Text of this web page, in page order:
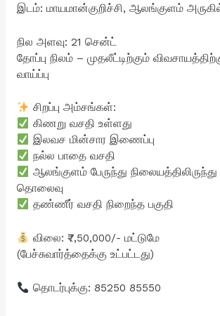
இடம்: மாயமான்குறிச்சி, ஆலங்குளம்
நில அளவு: 21 சென்ட்
தோப்பு நிலம் – முதலீட்டிற்கும்
வாய்ப்பு
சிறப்பு அம்சங்கள்:
கிணறு வசதி உள்ளது
இலவச மின்சார இணைப்பு
நல்ல பாதை வசதி
ஆலங்குளம் பேருந்து
தொலைவு
தண்ணீர் வசதி நிறைந்த பகுதி
விலை: ₹7,50,000/- மட்டுமே
(பேச்சுவார்த்தைக்கு உட்பட்டது)
தொடர்புக்கு: 85250 85550